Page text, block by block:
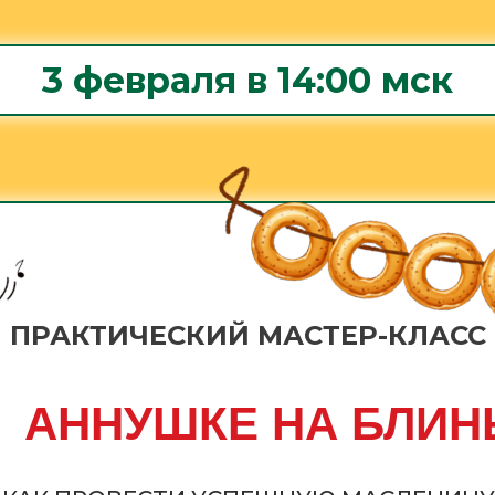
АННУШКЕ НА
ПРАКТИЧЕСКИЙ МАСТЕР-КЛАСС
3 февраля в 14:00 мск